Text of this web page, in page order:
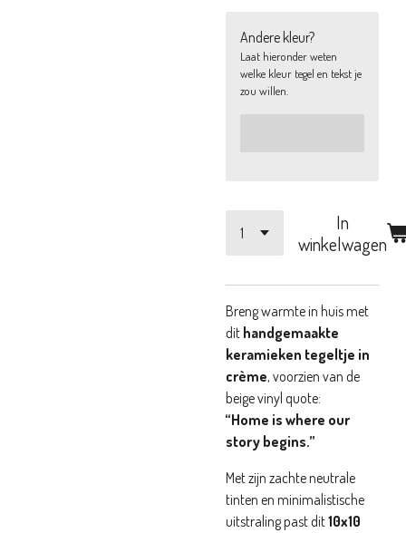
Andere kleur?
Laat hieronder weten
welke kleur tegel en tekst je
zou willen.
In
winkelwagen
Breng warmte in huis met
dit handgemaakte
keramieken tegeltje in
crème, voorzien van de
beige vinyl quote:
“Home is where our
story begins.”
Met zijn zachte neutrale
tinten en minimalistische
uitstraling past dit10x10